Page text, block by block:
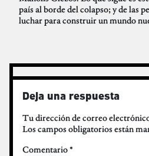
país al borde del colapso; y de las
luchar para construir un mundo
Deja una respuesta
Tu dirección de correo
Los campos obligatorios están
Comentario*